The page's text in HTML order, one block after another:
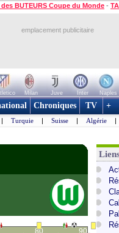
BUTEURS Coupe du Monde -
emplacement publicitaire
Milan Juve Inter Naples
Chroniques TV +
| Turquie | Suisse | Algérie |
80 90